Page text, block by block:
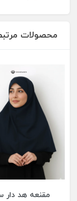
محصولات
مقنعه هد دار